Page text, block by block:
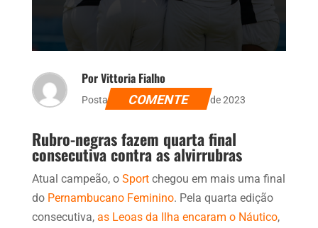
Por Vittoria Fialho
Postado dia 18 de novembro de 2023
COMENTE
Rubro-negras fazem quarta final
consecutiva contra as alvirrubras
Atual campeão, o Sportchegou em mais uma final
do Pernambucano Feminino. Pela quarta edição
consecutiva, as Leoas da Ilha encaram o Náutico,